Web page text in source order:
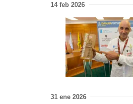
14 feb 2026
31 ene 2026